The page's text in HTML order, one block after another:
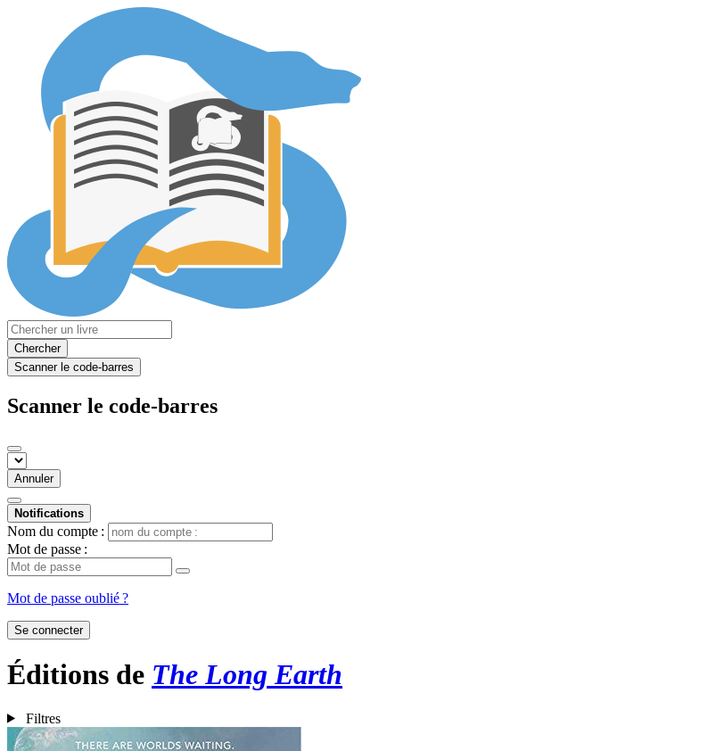
Chercher
Scanner le code-barres
Scanner le code-barres
Annuler
Notifications
Nom du compte :
Mot de passe :
Mot de passe oublié ?
Se connecter
Éditions de The Long Earth
Filtres